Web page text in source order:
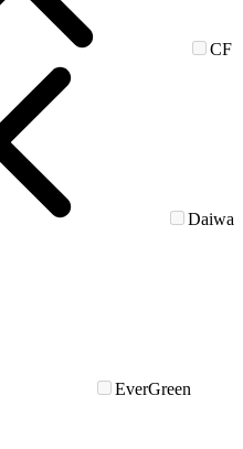
CF
Daiwa
EverGreen